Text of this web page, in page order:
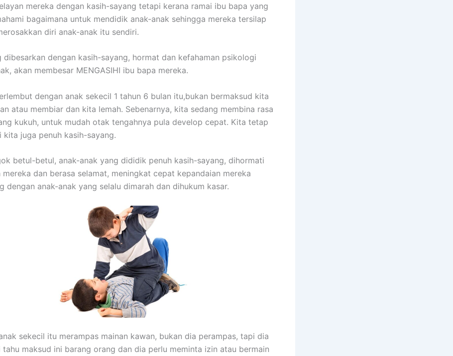
mereka dengan kasih-sayang tetapi kerana ramai ibu bapa yang
bagaimana untuk mendidik anak-anak sehingga mereka tersilap
diri anak-anak itu sendiri.
dibesarkan dengan kasih-sayang, hormat dan kefahaman psikologi
akan membesar MENGASIHI ibu bapa mereka.
dengan anak sekecil 1 tahun 6 bulan itu,bukan bermaksud kita
atau membiar dan kita lemah. Sebenarnya, kita sedang membina rasa
kukuh, untuk mudah otak tengahnya pula develop cepat. Kita tetap
kita juga penuh kasih-sayang.
betul-betul, anak-anak yang dididik penuh kasih-sayang, dihormati
mereka dan berasa selamat, meningkat cepat kepandaian mereka
dengan anak-anak yang selalu dimarah dan dihukum kasar.
sekecil itu merampas mainan kawan, bukan dia perampas, tapi dia
tahu maksud ini barang orang dan dia perlu meminta izin atau bermain